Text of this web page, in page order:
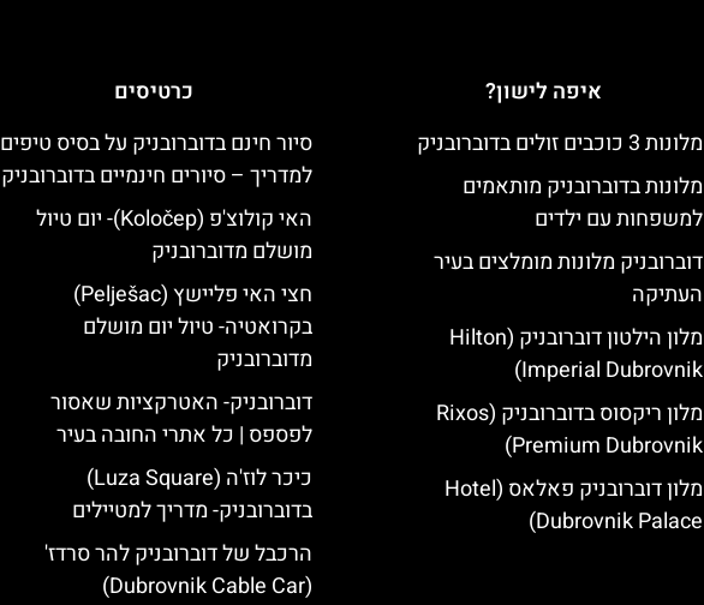
איפה לישון?
מלונות 3 כוכבים זולים בדוברובניק
מלונות בדוברובניק מותאמים
למשפחות עם ילדים
דוברובניק מלונות מומלצים בעיר
העתיקה
מלון הילטון דוברובניק (Hilton
Imperial Dubrovnik)
מלון ריקסוס בדוברובניק (Rixos
Premium Dubrovnik)
מלון דוברובניק פאלאס (Hotel
Dubrovnik Palace)
כרטיסים
סיור חינם בדוברובניק על בסיס טיפים
למדריך – סיורים חינמיים בדוברובניק
האי קולוצ'פ (Koločep)- יום טיול
מושלם מדוברובניק
חצי האי פליישץ (Pelješac)
בקרואטיה- טיול יום מושלם
מדוברובניק
דוברובניק- האטרקציות שאסור
לפספס | כל אתרי החובה בעיר
כיכר לוז'ה (Luza Square)
בדוברובניק- מדריך למטיילים
הרכבל של דוברובניק להר סרדז'
(Dubrovnik Cable Car)